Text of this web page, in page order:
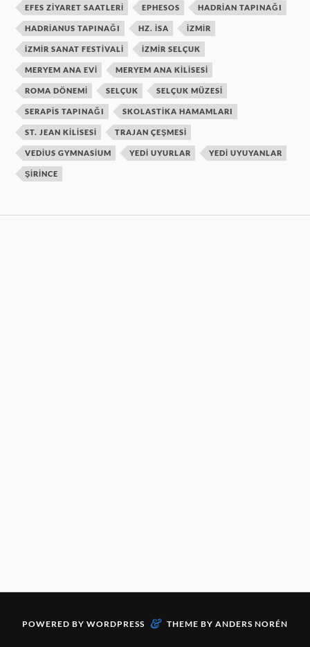
EFES ZIYARET SAATLERI EPHESOS HADRIAN TAPINAĞI
HADRIANUS TAPINAĞI HZ. ISA IZMIR
IZMIR SANAT FESTIVALI IZMIR SELÇUK
MERYEM ANA EVI MERYEM ANA KILISESI
ROMA DÖNEMI SELÇUK SELÇUK MÜZESI
SERAPIS TAPINAĞI SKOLASTIKA HAMAMLARI
ST. JEAN KILISESI TRAJAN ÇEŞMESI
VEDIUS GYMNASIUM YEDI UYURLAR YEDI UYUYANLAR
ŞIRINCE
POWERED BY WORDPRESS & THEME BY ANDERS NORÉN